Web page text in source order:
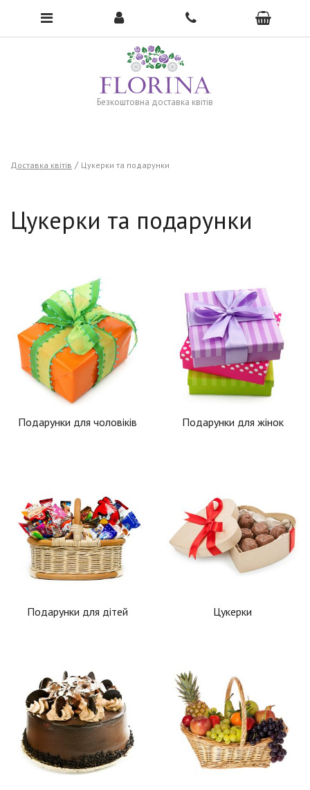
Безкоштовна доставка квітів
To open the menu, click here →
Доставка квітів Цукерки та подарунки
Цукерки та подарунки
Подарунки для чоловіків Подарунки для жінок
Подарунки для дітей Цукерки